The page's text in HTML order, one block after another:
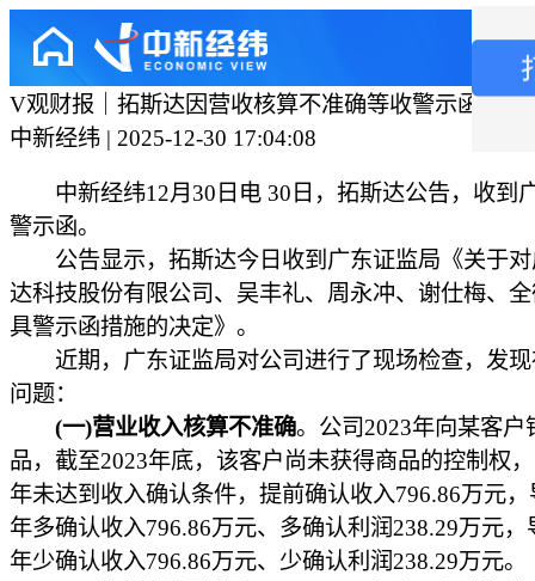
V观财报｜拓斯达因营收核算不准确等收警示函
中新经纬 | 2025-12-30 17:04:08
中新经纬12月30日电 30日，拓斯达公告，收到
警示函。
公告显示，拓斯达今日收到广东证监局《关于对
达科技股份有限公司、吴丰礼、周永冲、谢仕梅、
具警示函措施的决定》。
近期，广东证监局对公司进行了现场检查，发现
问题：
(一)营业收入核算不准确。公司2023年向某客户
品，截至2023年底，该客户尚未获得商品的控制权
年未达到收入确认条件，提前确认收入796.86万元，
年多确认收入796.86万元、多确认利润238.29万元，
年少确认收入796.86万元、少确认利润238.29万元。